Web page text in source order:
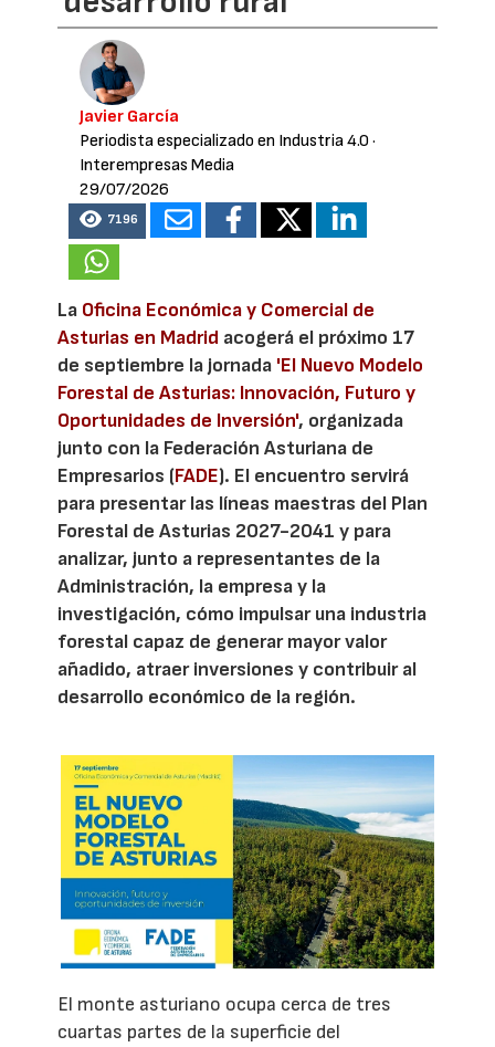
Javier García
Periodista especializado en Industria 4.0 ·
Interempresas Media
29/07/2026
7196
La Oficina Económica y Comercial de
Asturias en Madrid acogerá el próximo 17
de septiembre la jornada 'El Nuevo Modelo
Forestal de Asturias: Innovación, Futuro y
Oportunidades de Inversión', organizada
junto con la Federación Asturiana de
Empresarios (FADE). El encuentro servirá
para presentar las líneas maestras del Plan
Forestal de Asturias 2027-2041 y para
analizar, junto a representantes de la
Administración, la empresa y la
investigación, cómo impulsar una industria
forestal capaz de generar mayor valor
añadido, atraer inversiones y contribuir al
desarrollo económico de la región.
El monte asturiano ocupa cerca de tres
cuartas partes de la superficie del